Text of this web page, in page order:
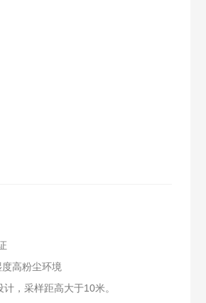
高粉尘环境
，采样距高大于10米。